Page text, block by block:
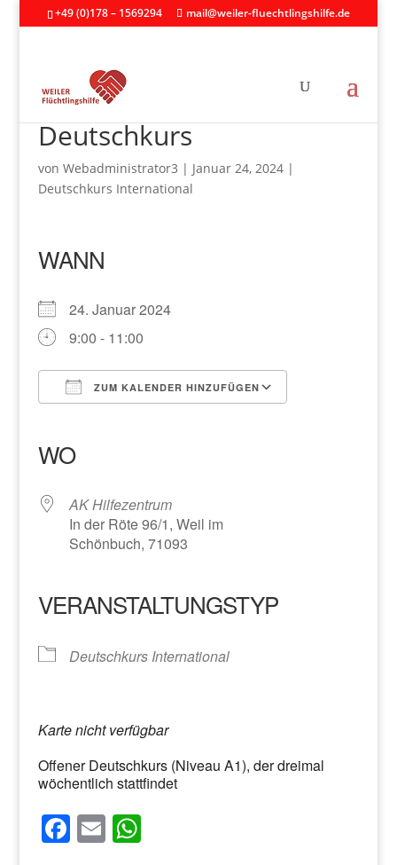
+49 (0)178 – 1569294 mail@weiler-fluechtlingshilfe.de
Deutschkurs
von Webadministrator3 | Januar 24, 2024|
Deutschkurs International
WANN
24. Januar 2024
9:00 - 11:00
ZUM KALENDER HINZUFÜGEN
WO
AK Hilfezentrum
In der Röte 96/1, Weil im
Schönbuch, 71093
VERANSTALTUNGSTYP
Deutschkurs International
Karte nicht verfügbar
Offener Deutschkurs (Niveau A1), der dreimal
wöchentlich stattfindet
F E W